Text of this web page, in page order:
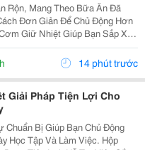
Rộn, Mang Theo Bữa Ăn Đã
Đơn Giản Để Chủ Động Hơn
Giữ Nhiệt Giúp Bạn Sắp Xếp
Và Thuận Tiện Khi Mang Đến
Sử Dụng Trong Những14 phút trước
Giải Pháp Tiện Lợi Cho
Chuẩn Bị Giúp Bạn Chủ Động
Học Tập Và Làm Việc. Hộp